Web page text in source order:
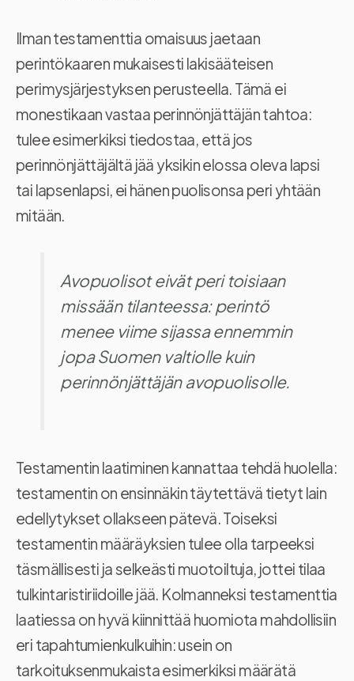
Ilman testamenttia omaisuus jaetaan
perintökaaren mukaisesti lakisääteisen
perimysjärjestyksen perusteella. Tämä ei
monestikaan vastaa perinnönjättäjän tahtoa:
tulee esimerkiksi tiedostaa, että jos
perinnönjättäjältä jää yksikin elossa oleva lapsi
tai lapsenlapsi, ei hänen puolisonsa peri yhtään
mitään.
Avopuolisot eivät peri toisiaan
missään tilanteessa: perintö
menee viime sijassa ennemmin
jopa Suomen valtiolle kuin
perinnönjättäjän avopuolisolle.
Testamentin laatiminen kannattaa tehdä huolella:
testamentin on ensinnäkin täytettävä tietyt lain
edellytykset ollakseen pätevä. Toiseksi
testamentin määräyksien tulee olla tarpeeksi
täsmällisesti ja selkeästi muotoiltuja, jottei tilaa
tulkintaristiriidoille jää. Kolmanneksi testamenttia
laatiessa on hyvä kiinnittää huomiota mahdollisiin
eri tapahtumienkulkuihin: usein on
tarkoituksenmukaista esimerkiksi määrätä